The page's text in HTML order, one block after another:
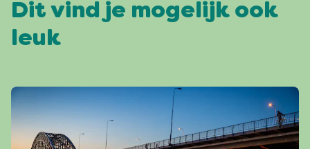
Dit vind je mogelijk ook
leuk